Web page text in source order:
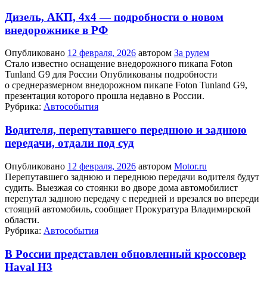
Дизель, АКП, 4х4 — подробности о новом
внедорожнике в РФ
Опубликовано 12 февраля, 2026 автором За рулем
Стало известно оснащение внедорожного пикапа Foton
Tunland G9 для России Опубликованы подробности
о среднеразмерном внедорожном пикапе Foton Tunland G9,
презентация которого прошла недавно в России.
Рубрика: Автособытия
Водителя, перепутавшего переднюю и заднюю
передачи, отдали под суд
Опубликовано 12 февраля, 2026 автором Motor.ru
Перепутавшего заднюю и переднюю передачи водителя будут
судить. Выезжая со стоянки во дворе дома автомобилист
перепутал заднюю передачу с передней и врезался во впереди
стоящий автомобиль, сообщает Прокуратура Владимирской
области.
Рубрика: Автособытия
В России представлен обновленный кроссовер
Haval H3